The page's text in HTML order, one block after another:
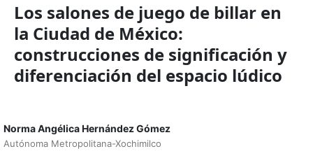
Los salones de juego de billar en
la Ciudad de México:
construcciones de significación y
diferenciación del espacio lúdico
Norma Angélica Hernández Gómez
Autónoma Metropolitana-Xochimilco